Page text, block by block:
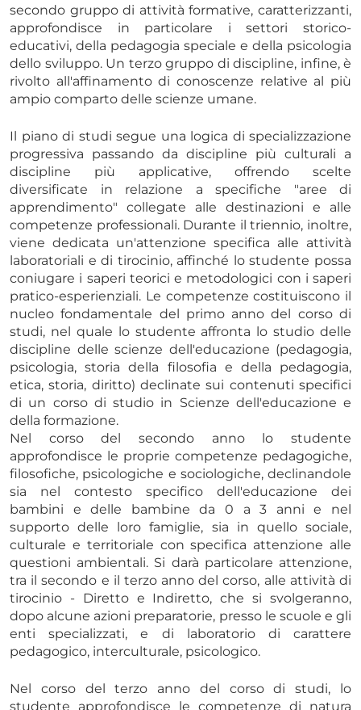
secondo gruppo di attività formative, caratterizzanti,
approfondisce in particolare i settori storico-
educativi, della pedagogia speciale e della psicologia
dello sviluppo. Un terzo gruppo di discipline, infine, è
rivolto all'affinamento di conoscenze relative al più
ampio comparto delle scienze umane.
Il piano di studi segue una logica di specializzazione
progressiva passando da discipline più culturali a
discipline più applicative, offrendo scelte
diversificate in relazione a specifiche "aree di
apprendimento" collegate alle destinazioni e alle
competenze professionali. Durante il triennio, inoltre,
viene dedicata un'attenzione specifica alle attività
laboratoriali e di tirocinio, affinché lo studente possa
coniugare i saperi teorici e metodologici con i saperi
pratico-esperienziali. Le competenze costituiscono il
nucleo fondamentale del primo anno del corso di
studi, nel quale lo studente affronta lo studio delle
discipline delle scienze dell'educazione (pedagogia,
psicologia, storia della filosofia e della pedagogia,
etica, storia, diritto) declinate sui contenuti specifici
di un corso di studio in Scienze dell'educazione e
della formazione.
Nel corso del secondo anno lo studente
approfondisce le proprie competenze pedagogiche,
filosofiche, psicologiche e sociologiche, declinandole
sia nel contesto specifico dell'educazione dei
bambini e delle bambine da 0 a 3 anni e nel
supporto delle loro famiglie, sia in quello sociale,
culturale e territoriale con specifica attenzione alle
questioni ambientali. Si darà particolare attenzione,
tra il secondo e il terzo anno del corso, alle attività di
tirocinio - Diretto e Indiretto, che si svolgeranno,
dopo alcune azioni preparatorie, presso le scuole e gli
enti specializzati, e di laboratorio di carattere
pedagogico, interculturale, psicologico.
Nel corso del terzo anno del corso di studi, lo
studente approfondisce le competenze di natura